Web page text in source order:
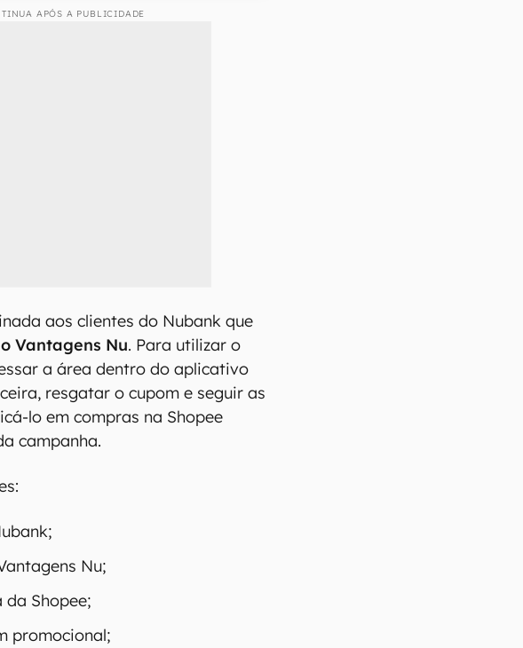
APÓS A PUBLICIDADE
aos clientes do Nubank que
Vantagens Nu. Para utilizar o
a área dentro do aplicativo
resgatar o cupom e seguir as
lo em compras na Shopee
campanha.
Nu;
Shopee;
promocional;